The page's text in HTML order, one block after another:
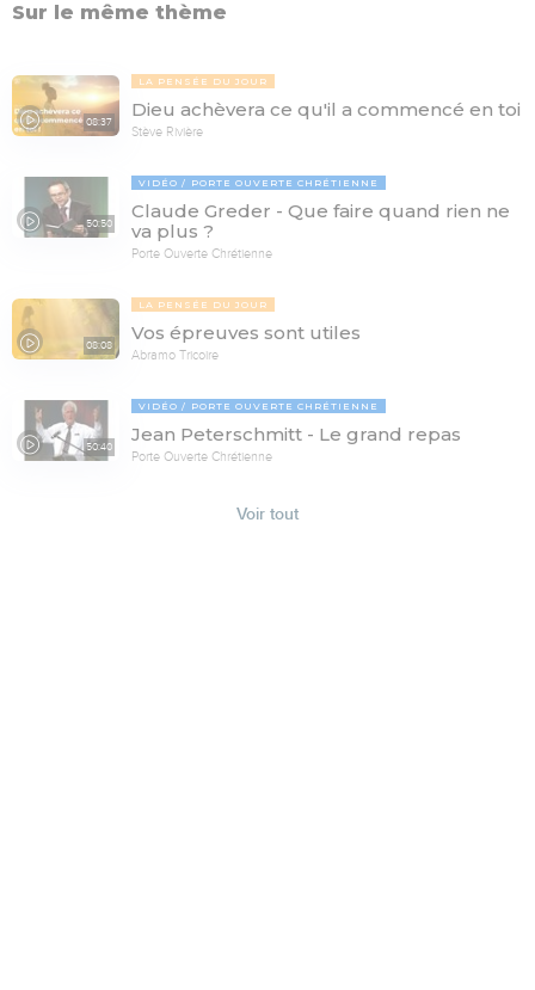
Sur le même thème
08:37
LA PENSÉE DU JOUR
Dieu achèvera ce qu'il a commencé en toi
Stève Rivière
50:50
VIDÉO PORTE OUVERTE CHRÉTIENNE
Claude Greder - Que faire quand rien ne
va plus ?
Porte Ouverte Chrétienne
08:08
LA PENSÉE DU JOUR
Vos épreuves sont utiles
Abramo Tricoire
50:40
VIDÉO PORTE OUVERTE CHRÉTIENNE
Jean Peterschmitt - Le grand repas
Porte Ouverte Chrétienne
Voir tout